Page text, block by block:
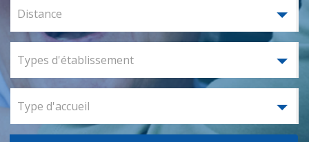
Distance
Types d'établissement
Type d'accueil